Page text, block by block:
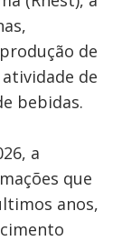
de
de
bebidas.
a
que
anos,